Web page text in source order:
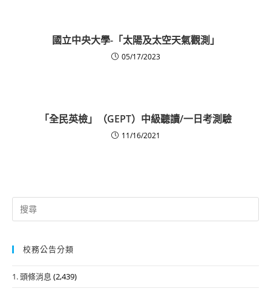
國立中央大學-「太陽及太空天氣觀測」
05/17/2023
「全民英檢」（GEPT）中級聽讀/一日考測驗
11/16/2021
Search
for:
校務公告分類
1. 頭條消息 (2,439)